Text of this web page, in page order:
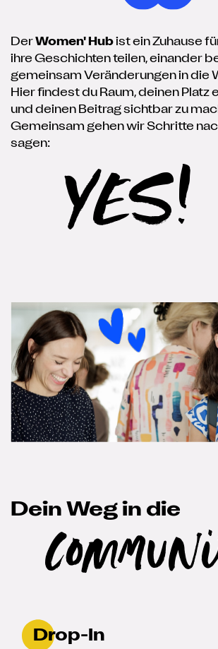
Der Women' Hub ist ein Zuhause
ihre Geschichten teilen, einander
gemeinsam Veränderungen in die
Hier findest du Raum, deinen Platz
und deinen Beitrag sichtbar zu
Gemeinsam gehen wir Schritte
sagen:
YES!
Dein Weg in die
Drop-In